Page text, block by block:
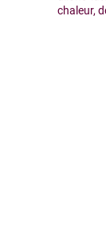
chaleur,